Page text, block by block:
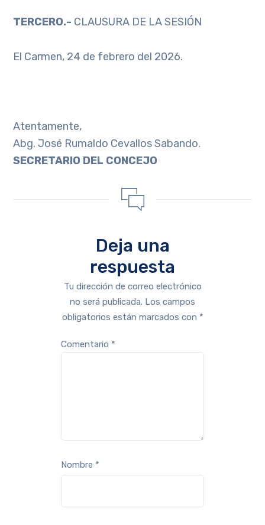
TERCERO.- CLAUSURA DE LA SESIÓN
El Carmen, 24 de febrero del 2026.
Atentamente,
Abg. José Rumaldo Cevallos Sabando.
SECRETARIO DEL CONCEJO
Deja una
respuesta
Tu dirección de correo electrónico
no será publicada. Los campos
obligatorios están marcados con *
Comentario *
Nombre *